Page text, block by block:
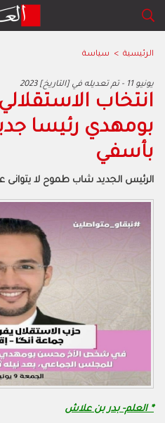
الرئيسية > سياسة
2023 يونيو 11 - تم تعديله في [التاريخ]
انتخاب
بومهدي رئيسا
بأسفي
الرئيس الجديد شاب طموح لا يتوانى
* العلم- بدر بن علاش